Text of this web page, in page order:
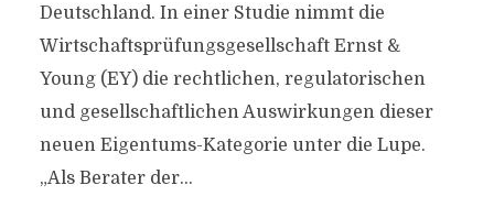
Deutschland. In einer Studie nimmt die
Wirtschaftsprüfungsgesellschaft Ernst &
Young (EY) die rechtlichen, regulatorischen
und gesellschaftlichen Auswirkungen dieser
neuen Eigentums-Kategorie unter die Lupe.
„Als Berater der...